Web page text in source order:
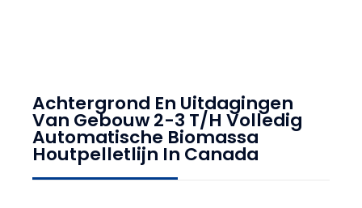
Achtergrond En Uitdagingen
Van Gebouw2-3 T/H Volledig
Automatische Biomassa
Houtpelletlijn In Canada